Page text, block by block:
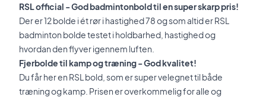
RSL official - God badmintonbold til en super skarp pris!
Der er 12 bolde i ét rør i hastighed 78 og som altid er RSL
badminton bolde testet i holdbarhed, hastighed og
hvordan den flyver igennem luften.
Fjerbolde til kamp og træning - God kvalitet!
Du får her en RSL bold, som er super velegnet til både
træning og kamp. Prisen er overkommelig for alle og